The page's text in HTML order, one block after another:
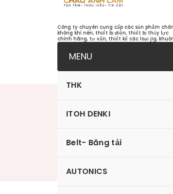
Công ty chuyên cung cấp các sản phẩm
không khí nén, thiết bị điện, thiết bị thủy lực
chính hãng, tư vấn, thiết kế các loại jig,
MENU
THK
ITOH DENKI
Belt- Băng tải
AUTONICS
Đầu nối